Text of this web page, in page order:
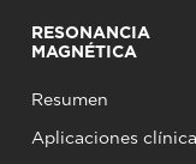
RESONANCIA
MAGNÉTICA
Resumen
Aplicaciones